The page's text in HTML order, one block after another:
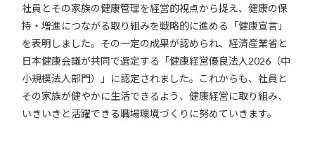
社員とその家族の健康管理を経営的視点から捉え、健康の保
持・増進につながる取り組みを戦略的に進める「健康宣言」
を表明しました。その一定の成果が認められ、経済産業省と
日本健康会議が共同で選定する「健康経営優良法人2026（中
小規模法人部門）」に認定されました。これからも、社員と
その家族が健やかに生活できるよう、健康経営に取り組み、
いきいきと活躍できる職場環境づくりに努めていきます。